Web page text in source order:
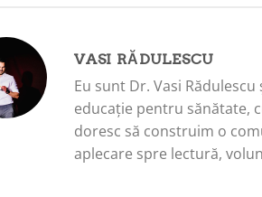
VASI RĂDULESCU
Eu sunt Dr. Vasi
educație pentru sănătate,
doresc să construim o
aplecare spre lectură,